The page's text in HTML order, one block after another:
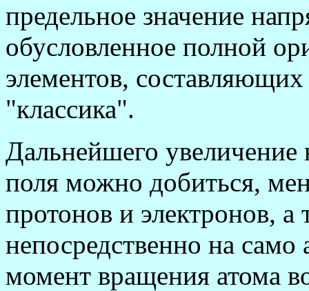
предельное значение
обусловленное полной
элементов,
"классика".
Дальнейшего увеличение
поля можно добиться,
протонов и электронов, а
непосредственно на
момент вращения атома